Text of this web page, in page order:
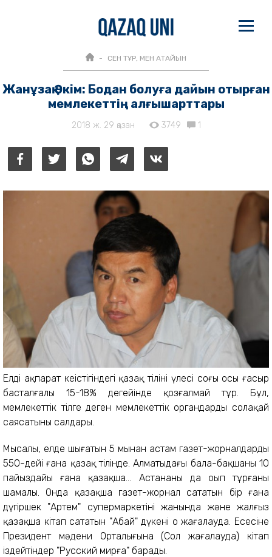
СЕН ТҰР, МЕН АТАЙЫН
Жанұзақ Әкім: Бодан болуға дайын отырған
мемлекеттің алғышарттары
2018 ж. 29 қазан 3749 1
Елдің ақпарат кеңістігіндегі қазақ тілінің үлесі соңғы осы ғасыр
басталғалы 15-18% деңгейінде қозғалмай тұр. Бұл,
мемлекеттік тілге деген мемлекеттік органдардың солақай
саясатының салдары.
Мысалы, елде шығатын 5 мыңнан астам газет-жорналдардың
550-дейі ғана қазақ тілінде. Алматыдағы бала-бақшаның 10
пайыздайы ғана қазақша... Астананың да оңып тұрғаны
шамалы. Онда қазақша газет-жорнал сататын бір ғана
дүңгіршек "Артем" супермаркетінің жанында және жалғыз
қазақша кітап сататын "Абай" дүкені оң жағалауда. Есесіне
Президент мәдени Орталығына (Сол жағалауда) кітап
іздейтіндер "Русский мирға" барады.